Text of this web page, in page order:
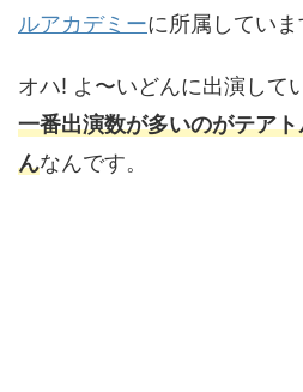
ルアカデミーに所属していま
オハ! よ〜いどんに出演して
一番出演数が多いのがテア
んなんです。